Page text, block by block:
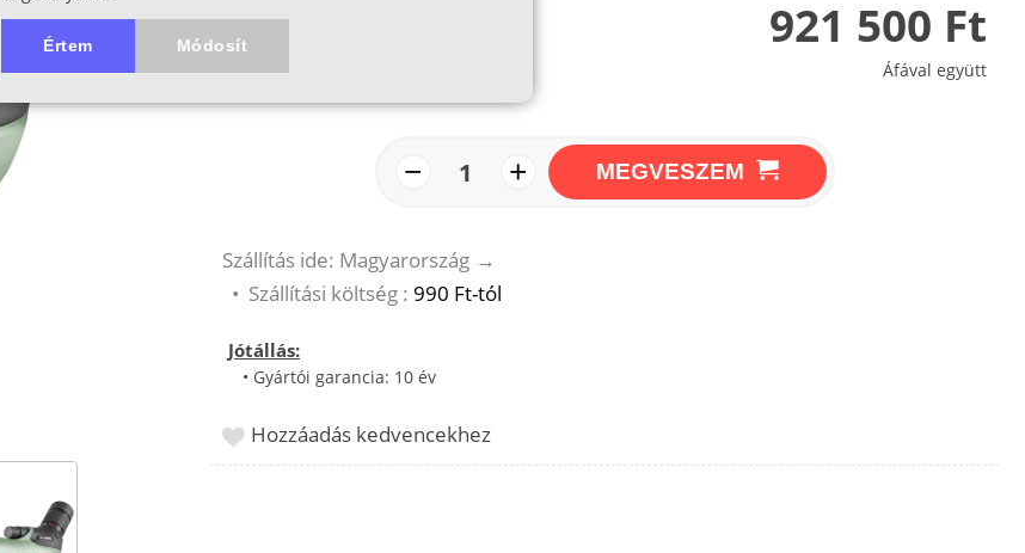
921 500 Ft
Áfával együtt
− 1 + MEGVESZEM
Szállítás ide: Magyarország →
• Szállítási költség : 990 Ft-tól
Jótállás:
• Gyártói garancia: 10 év
Hozzáadás kedvencekhez
Értem Módosít